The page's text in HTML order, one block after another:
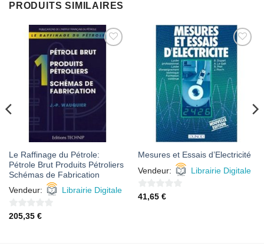
PRODUITS SIMILAIRES
AJOUTER
FAVORIS
Le Raffinage du Pétrole:
Pétrole Brut Produits Pétroliers
Schémas de Fabrication
Vendeur:
Librairie Digitale
0
205,35 €
AJOUTER
À MES
FAVORIS
Mesures et Essais d’Electricité
Vendeur:
Librairie Digitale
0
41,65 €